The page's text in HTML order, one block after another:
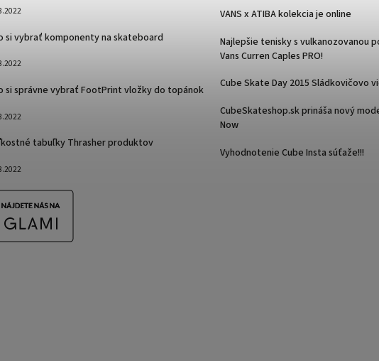
si vybrať komponenty na skateboard
si správne vybrať FootPrint vložky do topánok
tabuľky Thrasher produktov
VANS x ATIBA kolekcia je online
Najlepšie tenisky s vulkanozovanou
Vans Curren Caples PRO!
Cube Skate Day 2015 Sládkovičovo
CubeSkateshop.sk prináša nový
Now
Vyhodnotenie Cube Insta súťaže!!!